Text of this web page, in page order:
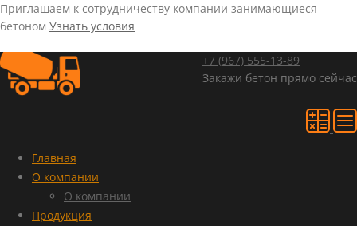
Приглашаем к сотрудничеству компании занимающиеся
бетоном Узнать условия
+7 (967) 555-13-89
Закажи бетон прямо сейчас
Главная
О компании
О компании
Продукция